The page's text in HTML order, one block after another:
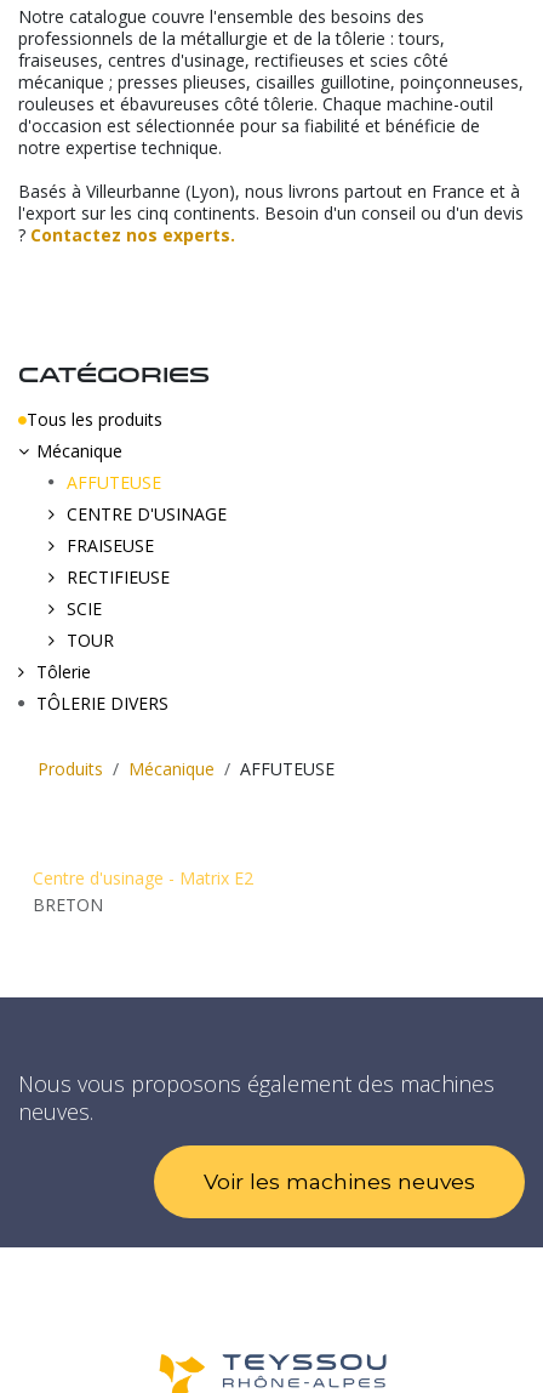
Notre catalogue couvre l'ensemble des besoins des
professionnels de la métallurgie et de la tôlerie : tours,
fraiseuses, centres d'usinage, rectifieuses et scies côté
mécanique ; presses plieuses, cisailles guillotine, poinçonneuses,
rouleuses et ébavureuses côté tôlerie. Chaque machine-outil
d'occasion est sélectionnée pour sa fiabilité et bénéficie de
notre expertise technique.
Basés à Villeurbanne (Lyon), nous livrons partout en France et à
l'export sur les cinq continents. Besoin d'un conseil ou d'un devis
? Contactez nos experts.
CATÉGORIES
Tous les produits
Mécanique
AFFUTEUSE
CENTRE D'USINAGE
FRAISEUSE
RECTIFIEUSE
SCIE
TOUR
Tôlerie
TÔLERIE DIVERS
Produits Mécanique AFFUTEUSE
Centre d'usinage - Matrix E2
BRETON
Nous vous proposons également des machines
neuves.
Voir les machines neuves​​​​